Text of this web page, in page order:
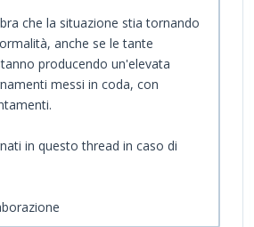
che la situazione stia tornando
anche se le tante
producendo un'elevata
messi in coda, con
in questo thread in caso di